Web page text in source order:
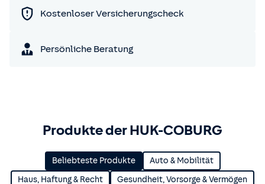
Kostenloser Versicherungscheck
Persönliche Beratung
Produkte der HUK-COBURG
Beliebteste Produkte Auto & Mobilität
Haus, Haftung & Recht Gesundheit, Vorsorge & Vermögen